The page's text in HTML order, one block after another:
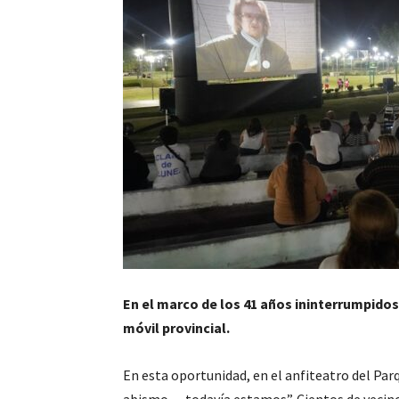
En el marco de los 41 años
móvil provincial.
En esta oportunidad, en el anfiteatro del